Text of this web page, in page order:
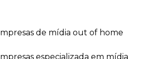
empresas de mídia out of home
empresas especializada em mídia